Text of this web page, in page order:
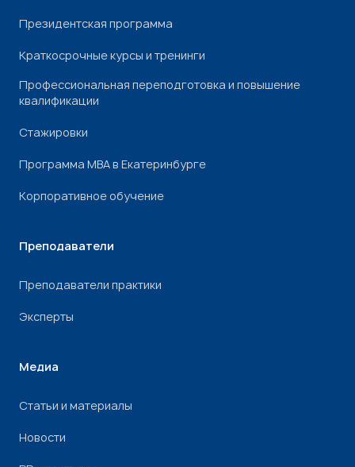
Президентская программа
Краткосрочные курсы и тренинги
Профессиональная переподготовка и повышение
квалификации
Стажировки
Программа МВА в Екатеринбурге
Корпоративное обучение
Преподаватели
Преподаватели практики
Эксперты
Медиа
Статьи и материалы
Новости